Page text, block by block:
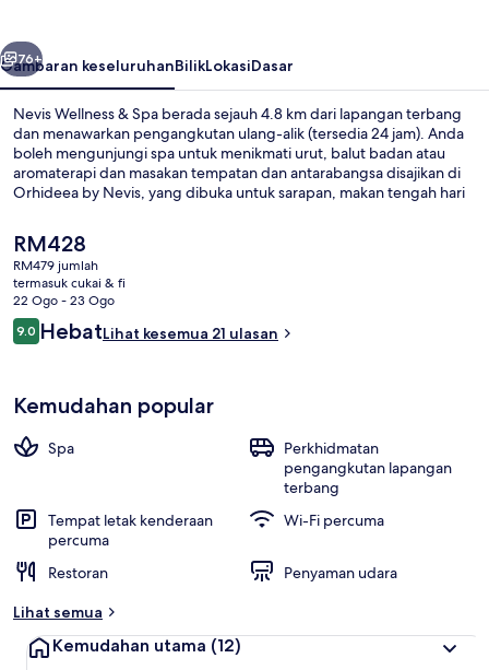
Seterusnya
76+
Gambaran keseluruhanBilikLokasiDasar
Nevis Wellness & Spa berada sejauh 4.8 km dari lapangan terbang
dan menawarkan pengangkutan ulang-alik (tersedia 24 jam). Anda
boleh mengunjungi spa untuk menikmati urut, balut badan atau
aromaterapi dan masakan tempatan dan antarabangsa disajikan di
Orhideea by Nevis, yang dibuka untuk sarapan, makan tengah hari
kecergasan, dan sauna. Pengangkutan awam berada berdekatan:
jarak Hentian Trem Biserica Emanuel ialah 13 minit dengan berjalan
kaki.
Harga
semasa
ialah
RM428
RM428
RM479 jumlah
termasuk cukai & fi
22 Ogo - 23 Ogo
Ulasan
9.09.0 daripada 10
HebatLihat kesemua 21 ulasan
Kemudahan popular
Spa
Perkhidmatan
pengangkutan lapangan
terbang
Tempat letak kenderaan
percuma
Wi-Fi percuma
Restoran
Penyaman udara
Lihat semua
Kemudahan utama (12)